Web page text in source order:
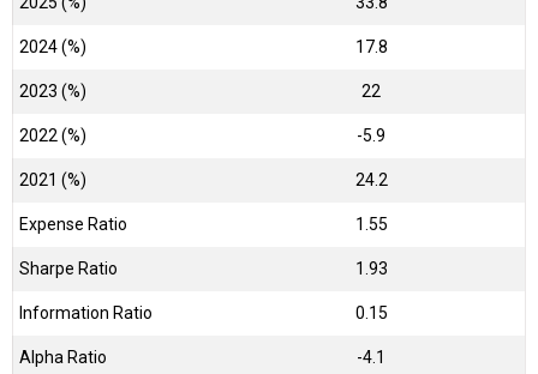
2024 (%) 17.8
2023 (%) 22
2022 (%) -5.9
2021 (%) 24.2
Expense Ratio 1.55
Sharpe Ratio 1.93
Information Ratio 0.15
Alpha Ratio -4.1